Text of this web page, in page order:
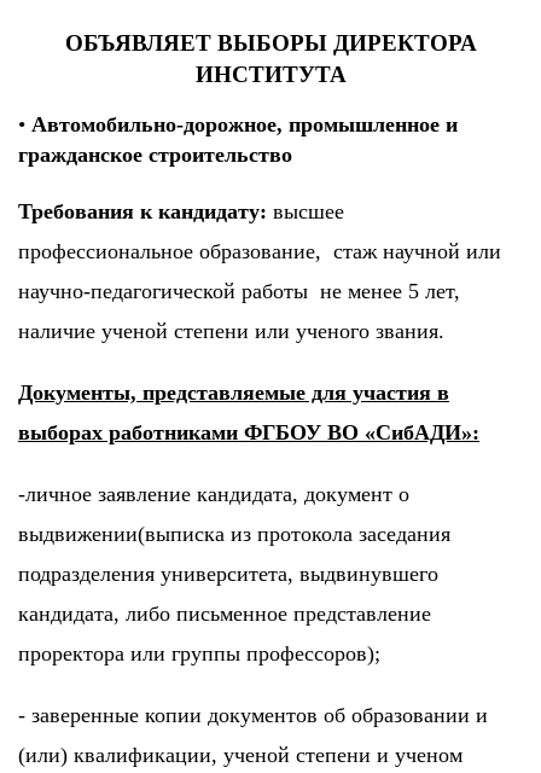
ОБЪЯВЛЯЕТ ВЫБОРЫ ДИРЕКТОРА
ИНСТИТУТА
• Автомобильно-дорожное, промышленное и
гражданское строительство
Требования к кандидату: высшее
профессиональное образование, стаж научной или
научно-педагогической работы не менее 5 лет,
наличие ученой степени или ученого звания.
Документы, представляемые для участия в
выборах работниками ФГБОУ ВО «СибАДИ»:
-личное заявление кандидата, документ о
выдвижении(выписка из протокола заседания
подразделения университета, выдвинувшего
кандидата, либо письменное представление
проректора или группы профессоров);
- заверенные копии документов об образовании и
(или) квалификации, ученой степени и ученом